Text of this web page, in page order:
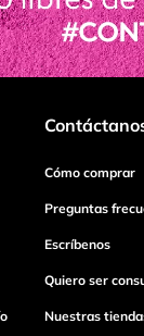
Cómo comprar
Preguntas
Escríbenos
Quiero ser
Nuestras